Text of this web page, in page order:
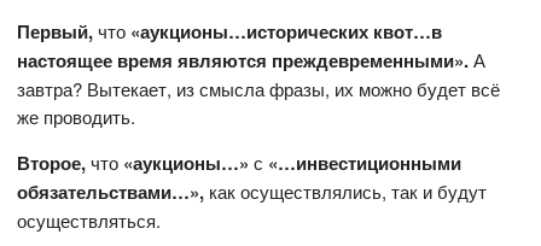
Первый,что «аукционы…исторических квот…в
настоящее время являются преждевременными».А
завтра? Вытекает, из смысла фразы, их можно будет всё
же проводить.
Второе,что «аукционы…»с «…инвестиционными
обязательствами…», как осуществлялись, так и будут
осуществляться.